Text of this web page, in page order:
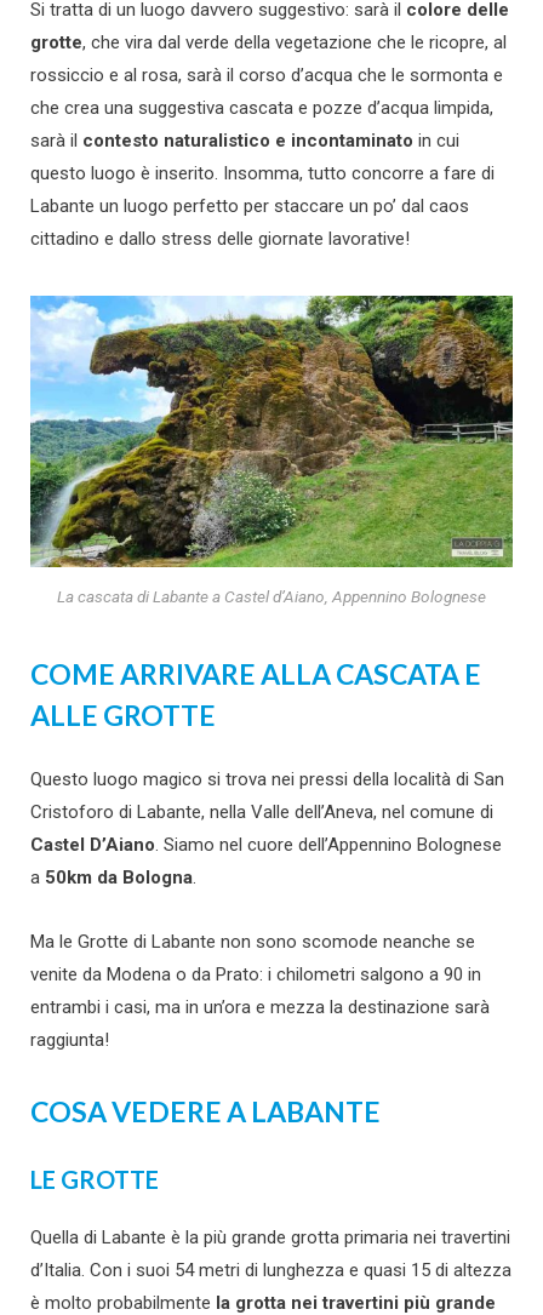
Si tratta di un luogo davvero suggestivo: sarà il colore delle
grotte, che vira dal verde della vegetazione che le ricopre, al
rossiccio e al rosa, sarà il corso d’acqua che le sormonta e
che crea una suggestiva cascata e pozze d’acqua limpida,
sarà il contesto naturalistico e incontaminato in cui
questo luogo è inserito. Insomma, tutto concorre a fare di
Labante un luogo perfetto per staccare un po’ dal caos
cittadino e dallo stress delle giornate lavorative!
La cascata di Labante a Castel d’Aiano, Appennino Bolognese
COME ARRIVARE ALLA CASCATA E
ALLE GROTTE
Questo luogo magico si trova nei pressi della località di San
Cristoforo di Labante, nella Valle dell’Aneva, nel comune di
Castel D’Aiano. Siamo nel cuore dell’Appennino Bolognese
a 50km da Bologna.
Ma le Grotte di Labante non sono scomode neanche se
venite da Modena o da Prato: i chilometri salgono a 90 in
entrambi i casi, ma in un’ora e mezza la destinazione sarà
raggiunta!
COSA VEDERE A LABANTE
LE GROTTE
Quella di Labante è la più grande grotta primaria nei travertini
d’Italia. Con i suoi 54 metri di lunghezza e quasi 15 di altezza
è molto probabilmente la grotta nei travertini più grande